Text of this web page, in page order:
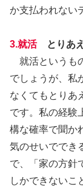
か支払われない
3.就活
とりあ
就活というも
でしょうが、私
なくてもとりあ
です。私の経験
構な確率で聞か
気のせいででき
で、「家の方針
しかできないこ